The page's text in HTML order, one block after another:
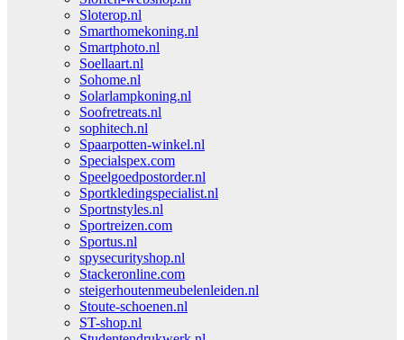
Sloterop.nl
Smarthomekoning.nl
Smartphoto.nl
Soellaart.nl
Sohome.nl
Solarlampkoning.nl
Soofretreats.nl
sophitech.nl
Spaarpotten-winkel.nl
Specialspex.com
Speelgoedpostorder.nl
Sportkledingspecialist.nl
Sportnstyles.nl
Sportreizen.com
Sportus.nl
spysecurityshop.nl
Stackeronline.com
steigerhoutenmeubelenleiden.nl
Stoute-schoenen.nl
ST-shop.nl